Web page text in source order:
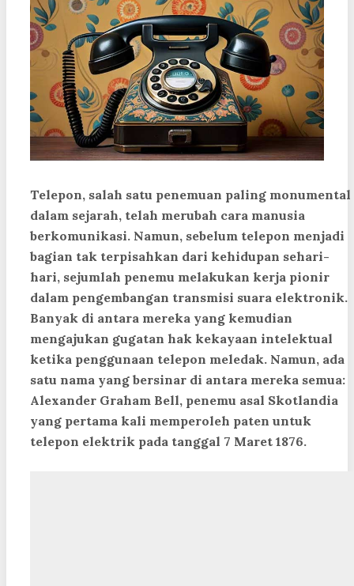
Telepon, salah satu penemuan paling monumental
dalam sejarah, telah merubah cara manusia
berkomunikasi. Namun, sebelum telepon menjadi
bagian tak terpisahkan dari kehidupan sehari-
hari, sejumlah penemu melakukan kerja pionir
dalam pengembangan transmisi suara elektronik.
Banyak di antara mereka yang kemudian
mengajukan gugatan hak kekayaan intelektual
ketika penggunaan telepon meledak. Namun, ada
satu nama yang bersinar di antara mereka semua:
Alexander Graham Bell, penemu asal Skotlandia
yang pertama kali memperoleh paten untuk
telepon elektrik pada tanggal 7 Maret 1876.